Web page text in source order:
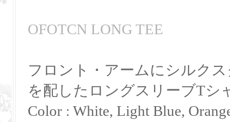
OFOTCN LONG TEE
フロント・アームにシルク
を配したロングスリーブTシ
Color : White, Light Blue,